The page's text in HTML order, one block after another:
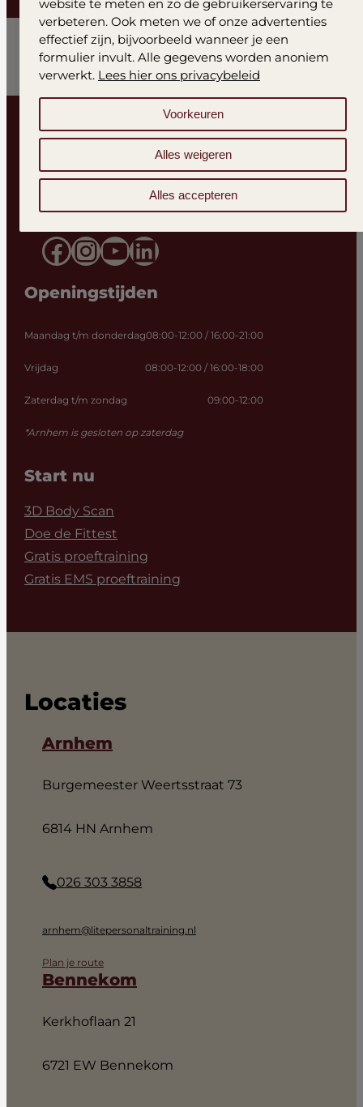
Facebook
Instagram
YouTube
LinkedIn
Openingstijden
Maandag t/m donderdag08:00-12:00 / 16:00-21:00
Vrijdag 08:00-12:00 / 16:00-18:00
Zaterdag t/m zondag 09:00-12:00
*Arnhem is gesloten op zaterdag
Start nu
3D Body Scan
Doe de Fittest
Gratis proeftraining
Gratis EMS proeftraining
Locaties
Arnhem
Burgemeester Weertsstraat 73
6814 HN Arnhem
026 303 3858
arnhem@litepersonaltraining.nl
Plan je route
Bennekom
Kerkhoflaan 21
6721 EW Bennekom
website te meten en zo de gebruikerservaring te
verbeteren. Ook meten we of onze advertenties
effectief zijn, bijvoorbeeld wanneer je een
formulier invult. Alle gegevens worden anoniem
verwerkt. Lees hier ons privacybeleid
Voorkeuren
Alles weigeren
Alles accepteren